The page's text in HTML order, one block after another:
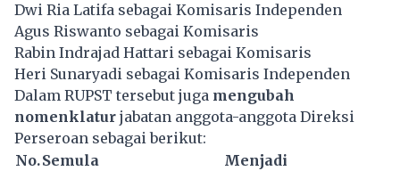
Dwi Ria Latifa sebagai Komisaris Independen
Agus Riswanto sebagai Komisaris
Rabin Indrajad Hattari sebagai Komisaris
Heri Sunaryadi sebagai Komisaris Independen
Dalam RUPST tersebut juga mengubah
nomenklatur jabatan anggota-anggota Direksi
Perseroan sebagai berikut:
No.Semula
Menjadi